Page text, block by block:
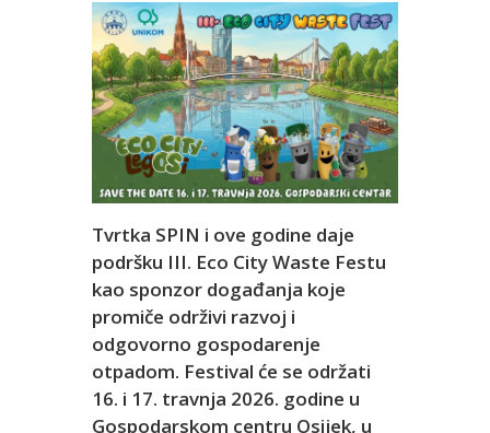
Tvrtka SPIN i ove godine daje
podršku III. Eco City Waste Festu
kao sponzor događanja koje
promiče održivi razvoj i
odgovorno gospodarenje
otpadom. Festival će se održati
16. i 17. travnja 2026. godine u
Gospodarskom centru Osijek, u